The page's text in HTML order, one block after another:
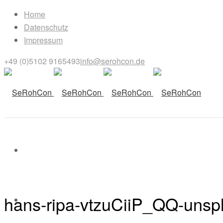
Home
Datenschutz
Impressum
+49 (0)5102 9165493info@serohcon.de
hans-ripa-vtzuCiiP_QQ-